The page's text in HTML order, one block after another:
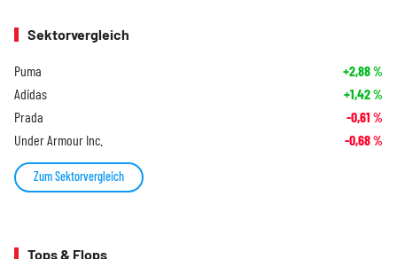
Sektorvergleich
Puma +2,88%
Adidas +1,42%
Prada -0,61 %
Under Armour Inc. -0,68%
Zum Sektorvergleich
Tops & Flops